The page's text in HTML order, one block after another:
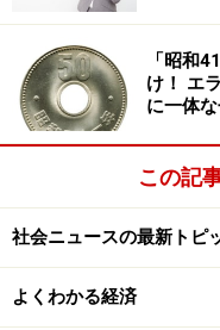
14万5625円（手数料込
面） ※画像：第128回入
5000円札 2桁
今回落札された新五
は、数字が若いもの
かし、そうしたトッ
各所で確保され、そ
「昭和
け！ エ
に一体な
この記
社会ニュースの最新トピ
よくわかる経済